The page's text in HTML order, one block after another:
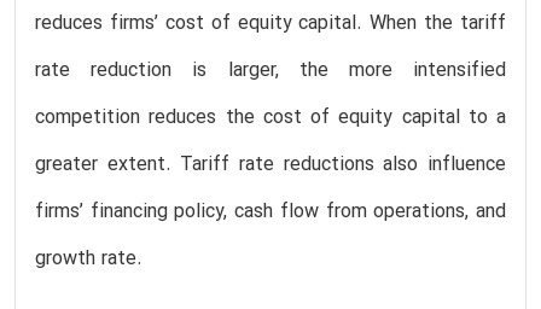
reduces firms’ cost of equity capital. When the tariff
rate reduction is larger, the more intensified
competition reduces the cost of equity capital to a
greater extent. Tariff rate reductions also influence
firms’ financing policy, cash flow from operations, and
growth rate.